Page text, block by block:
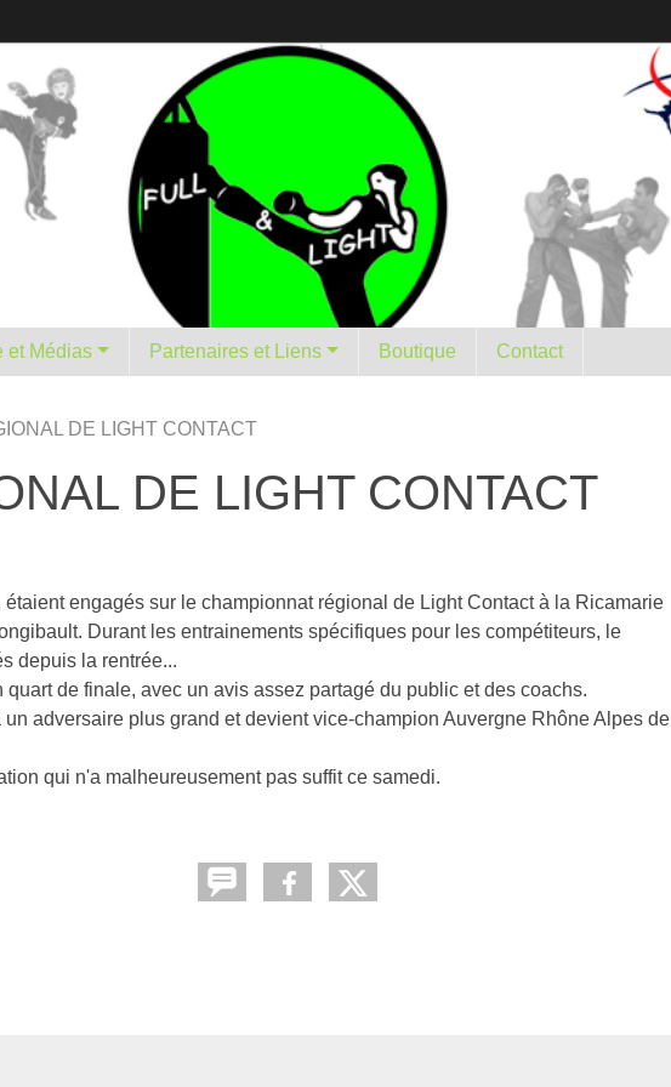
Historique et Médias Partenaires et Liens Boutique Contact
DE LIGHT CONTACT
DE LIGHT CONTACT
engagés sur le championnat régional de Light Contact à la Ricamarie
Durant les entrainements spécifiques pour les compétiteurs, le
depuis la rentrée...
de finale, avec un avis assez partagé du public et des coachs.
adversaire plus grand et devient vice-champion Auvergne Rhône Alpes de
qui n'a malheureusement pas suffit ce samedi.